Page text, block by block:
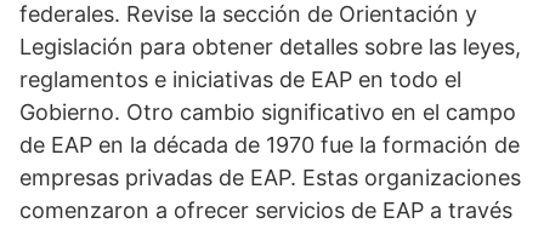
federales. Revise la sección de Orientación y
Legislación para obtener detalles sobre las leyes,
reglamentos e iniciativas de EAP en todo el
Gobierno. Otro cambio significativo en el campo
de EAP en la década de 1970 fue la formación de
empresas privadas de EAP. Estas organizaciones
comenzaron a ofrecer servicios de EAP a través